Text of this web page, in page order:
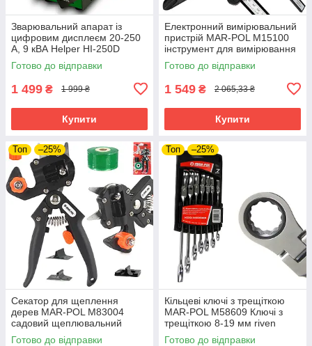
Зварювальний апарат із
цифровим дисплеєм 20-250
А, 9 кВА Helper HI-250D
Готово до відправки
1 499 ₴ 1 999 ₴
Купити
Електронний вимірювальний
пристрій MAR-POL M15100
інструмент для вимірювання
riven
Готово до відправки
1 549 ₴ 2 065,33 ₴
Купити
Топ –25%
Секатор для щеплення
дерев MAR-POL M83004
садовий щеплювальний
інструмент riven
Готово до відправки
Топ –25%
Кільцеві ключі з трещіткою
MAR-POL M58609 Ключі з
трещіткою 8-19 мм riven
Готово до відправки